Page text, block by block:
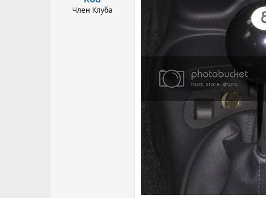
Член Клуба